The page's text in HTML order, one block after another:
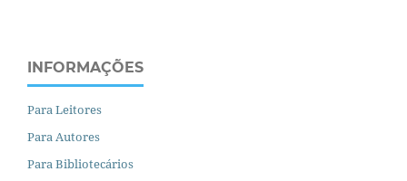
INFORMAÇÕES
Para Leitores
Para Autores
Para Bibliotecários